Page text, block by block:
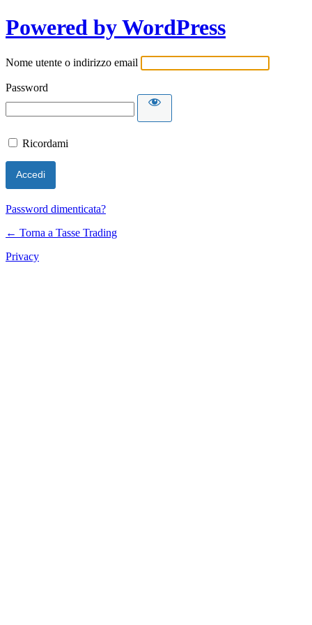
Powered by WordPress
Nome utente o indirizzo email
Password
Ricordami
Password dimenticata?
← Torna a Tasse Trading
Privacy